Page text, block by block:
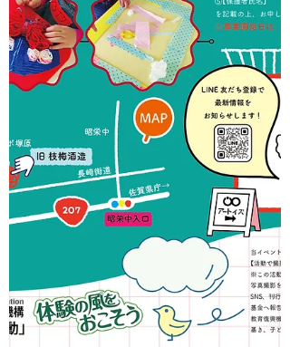
2026